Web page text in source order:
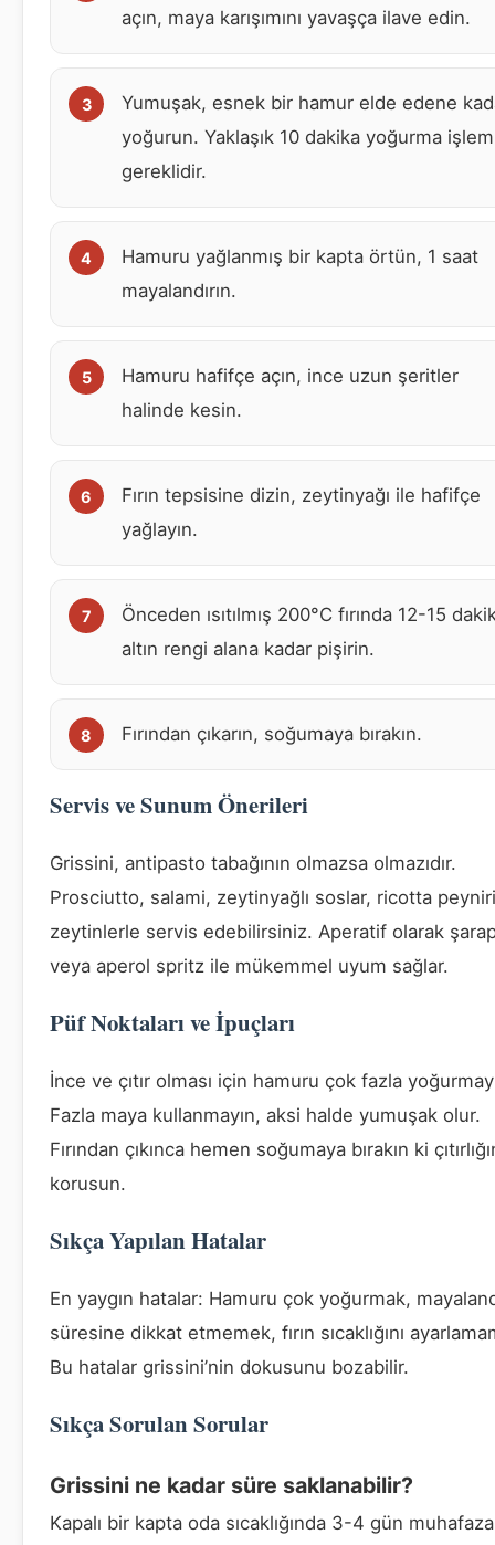
açın, maya karışımını yavaşça ilave edin.
Yumuşak, esnek bir hamur elde edene
yoğurun. Yaklaşık 10 dakika yoğurma
gereklidir.
Hamuru yağlanmış bir kapta örtün, 1 saat
mayalandırın.
Hamuru hafifçe açın, ince uzun şeritler
halinde kesin.
Fırın tepsisine dizin, zeytinyağı ile hafifçe
yağlayın.
Önceden ısıtılmış 200°C fırında 12-15
altın rengi alana kadar pişirin.
Fırından çıkarın, soğumaya bırakın.
Servis ve Sunum Önerileri
Grissini, antipasto tabağının olmazsa olmazıdır.
Prosciutto, salami, zeytinyağlı soslar, ricotta
zeytinlerle servis edebilirsiniz. Aperatif olarak
veya aperol spritz ile mükemmel uyum sağlar.
Püf Noktaları ve İpuçları
İnce ve çıtır olması için hamuru çok fazla
Fazla maya kullanmayın, aksi halde yumuşak olur.
Fırından çıkınca hemen soğumaya bırakın ki
korusun.
Sıkça Yapılan Hatalar
En yaygın hatalar: Hamuru çok yoğurmak,
süresine dikkat etmemek, fırın sıcaklığını
Bu hatalar grissini’nin dokusunu bozabilir.
Sıkça Sorulan Sorular
Grissini ne kadar süre saklanabilir?
Kapalı bir kapta oda sıcaklığında 3-4 gün muhafaza